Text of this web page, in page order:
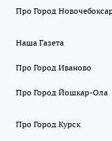
Про Город
Наша Газета
Про Город Иваново
Про Город Йошкар-Ола
Про Город Курск